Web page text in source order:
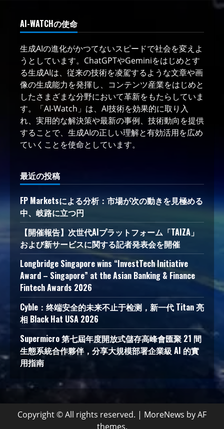
AI-WATCHの使命
生成AIの進化がかつてないスピードで社会を変えよ
うとしています。ChatGPTやGeminiをはじめとす
る生成AIは、従来の技術を凌駕するような文章や画
像の生成能力を発揮し、コンテンツ産業をはじめと
したさまざまな分野において革新をもたらしていま
す。「AI-Watch」は、AI技術を効果的に取り入
れ、実用的な解決策や最新の事例、技術動向を提供
することで、生成AIの正しい理解と有効活用を広め
ていくことを使命としています。
最近の投稿
FP Marketsによる分析：市場が次の動きを見極める
中、岐路に立つ円
【開催報告】次世代AIプラットフォーム「TAIZA」
および新サービスに関する記者発表会を開催
Longbridge Singapore wins “InvestTech Initiative
Award – Singapore” at the Asian Banking & Finance
Fintech Awards 2026
Cyble：终端安全的未来不止于检测，新一代 Titan 亮
相 Black Hat USA 2026
Supermicro 第七屆年度開放式儲存高峰會匯聚 21 間
生態系統合作夥伴，分享大規模部署企業級 AI 的實
用指南
Copyright © All rights reserved. | MoreNews by AF
themes.